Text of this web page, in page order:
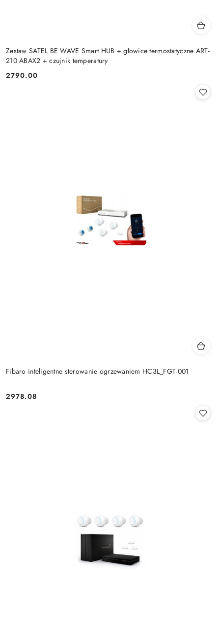
Zestaw SATEL BE WAVE Smart HUB + głowice termostatyczne ART-
210 ABAX2 + czujnik temperatury
Cena:
2790.00
Fibaro inteligentne sterowanie ogrzewaniem HC3L_FGT-001
Cena:
2978.08